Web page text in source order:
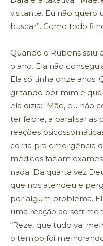
visitante. Eu não quero
buscar”. Como todo
Quando o Rubens saiu
o ano. Ela não
Ela só tinha onze anos.
gritando por mim e
ela dizia: “Mãe, eu não
ter febre, a paralisar as
reações
corria pra emergência
médicos faziam
nada. Da quarta vez
que nos atendeu e
por algum problema.
uma reação ao
“Reze, que tudo vai
o tempo foi